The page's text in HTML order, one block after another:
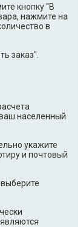
кнопку "В
нажмите на
в
заказ".
населенный
укажите
и почтовый